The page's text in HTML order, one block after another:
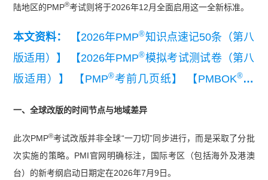
陆地区的PMP®考试则将于2026年12月全面启用这一全新标准。
本文资料： 【2026年PMP®知识点速记50条（第八
版适用）】
【2026年PMP®模拟考试测试卷（第八
版适用）】
【PMP®考前几页纸】 【PMBOK®指
一、全球改版的时间节点与地域差异
此次PMP®考试改版并非全球“一刀切”同步进行，而是采取了分批
次实施的策略。PMI官网明确标注，国际考区（包括海外及港澳
台）的新考纲启动日期定在2026年7月9日。